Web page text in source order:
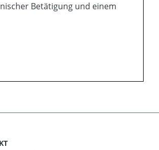
Betätigung und einem